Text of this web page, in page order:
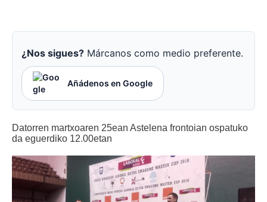
¿Nos sigues? Márcanos como medio preferente.
Añádenos en Google
Datorren martxoaren 25ean Astelena frontoian ospatuko
da eguerdiko 12.00etan